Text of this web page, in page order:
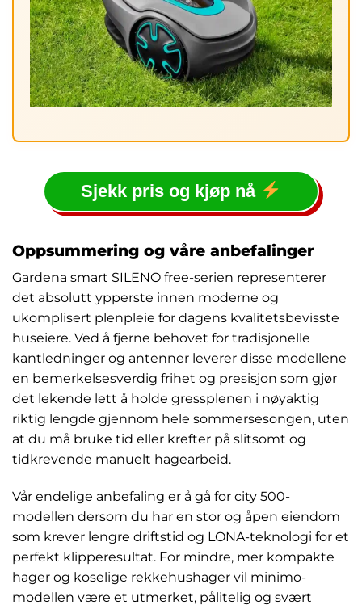
Sjekk pris og kjøp nå
Oppsummering og våre anbefalinger
Gardena smart SILENO free-serien representerer
det absolutt ypperste innen moderne og
ukomplisert plenpleie for dagens kvalitetsbevisste
huseiere. Ved å fjerne behovet for tradisjonelle
kantledninger og antenner leverer disse modellene
en bemerkelsesverdig frihet og presisjon som gjør
det lekende lett å holde gressplenen i nøyaktig
riktig lengde gjennom hele sommersesongen, uten
at du må bruke tid eller krefter på slitsomt og
tidkrevende manuelt hagearbeid.
Vår endelige anbefaling er å gå for city 500-
modellen dersom du har en stor og åpen eiendom
som krever lengre driftstid og LONA-teknologi for et
perfekt klipperesultat. For mindre, mer kompakte
hager og koselige rekkehushager vil minimo-
modellen være et utmerket, pålitelig og svært